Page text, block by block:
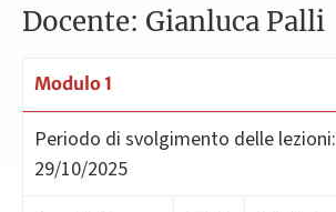
Docente: Gianluca Palli
Modulo 1
Periodo di svolgimento delle lezioni:
29/10/2025